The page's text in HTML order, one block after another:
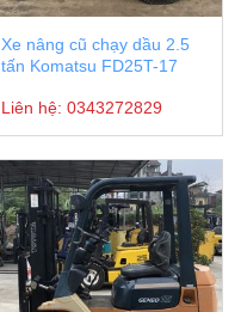
Xe nâng cũ chạy dầu 2.5
tấn Komatsu FD25T-17
Liên hệ: 0343272829